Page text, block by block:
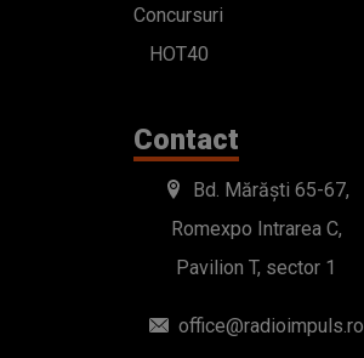
Concursuri
HOT40
Contact
Bd. Mărăști 65-67,
Romexpo Intrarea C,
Pavilion T, sector 1
office@radioimpuls.ro